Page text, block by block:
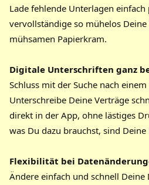
Lade fehlende Unterlagen
vervollständige so mühelos
mühsamen Papierkram.
Digitale Unterschriften ganz
Schluss mit der Suche nach
Unterschreibe Deine Verträge
direkt in der App, ohne lästiges
was Du dazu brauchst, sind Deine
Flexibilität bei
Ändere einfach und schnell